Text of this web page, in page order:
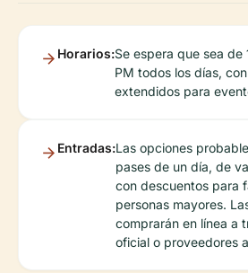
Horarios:Se espera que sea
PM todos los días,
extendidos para
Entradas:Las opciones
pases de un día, de
con descuentos para
personas mayores.
comprarán en línea a
oficial o proveedores